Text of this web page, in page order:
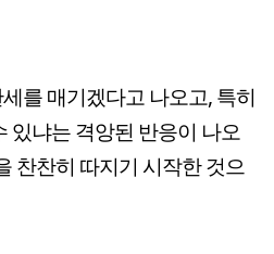
를 매기겠다고 나오고, 특히
있냐는 격앙된 반응이 나오
찬찬히 따지기 시작한 것으